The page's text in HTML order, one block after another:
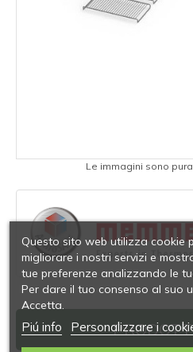
Le immagini sono
PRODOTTI
Questo sito web utilizza cookie
migliorare i nostri servizi e
tue preferenze analizzando le
Per dare il tuo consenso al suo
Accetta.
Piú info Personalizzare i